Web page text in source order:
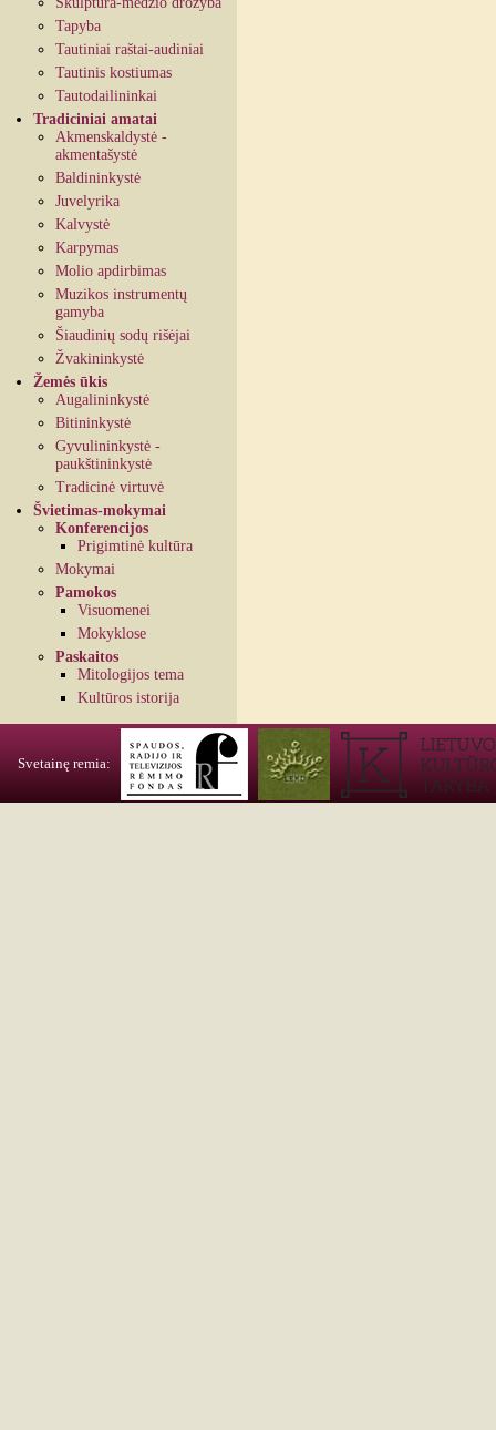
Tapyba
Tautiniai raštai-audiniai
Tautinis kostiumas
Tautodailininkai
Tradiciniai amatai
Akmenskaldystė -
akmentašystė
Baldininkystė
Juvelyrika
Kalvystė
Karpymas
Molio apdirbimas
Muzikos instrumentų
gamyba
Šiaudinių sodų rišėjai
Žvakininkystė
Žemės ūkis
Augalininkystė
Bitininkystė
Gyvulininkystė -
paukštininkystė
Tradicinė virtuvė
Švietimas-mokymai
Konferencijos
Prigimtinė kultūra
Mokymai
Pamokos
Visuomenei
Mokyklose
Paskaitos
Mitologijos tema
Kultūros istorija
Svetainę remia: